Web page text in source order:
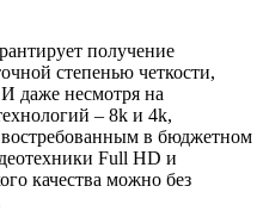
получение
степенью четкости,
даже несмотря на
– 8k и 4k,
востребованным в бюджетном
Full HD и
качества можно без